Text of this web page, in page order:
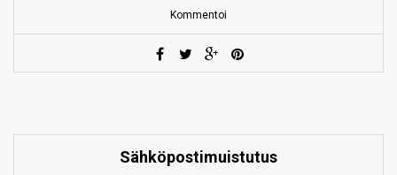
Kommentoi
Sähköpostimuistutus